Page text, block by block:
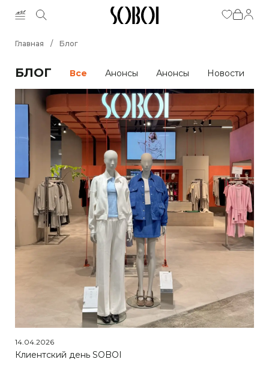
Главная / Блог
БЛОГ Все Анонсы Анонсы Новости
14.04.2026
Клиентский день SOBOI